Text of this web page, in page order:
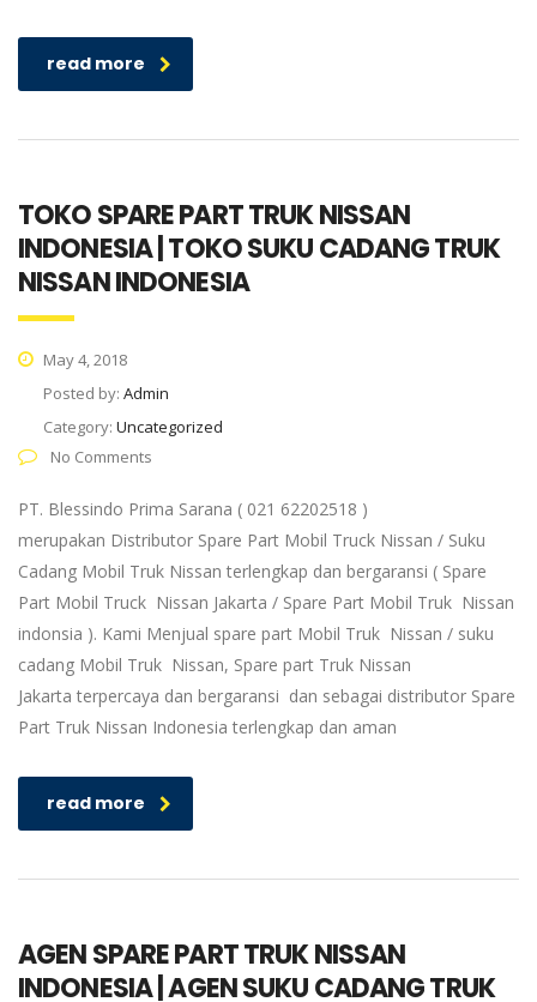
read more
TOKO SPARE PART TRUK NISSAN
INDONESIA | TOKO SUKU CADANG TRUK
NISSAN INDONESIA
May 4, 2018
Posted by: Admin
Category: Uncategorized
No Comments
PT. Blessindo Prima Sarana ( 021 62202518 )
merupakan Distributor Spare Part Mobil Truck Nissan / Suku
Cadang Mobil Truk Nissan terlengkap dan bergaransi ( Spare
Part Mobil Truck Nissan Jakarta / Spare Part Mobil Truk Nissan
indonsia ). Kami Menjual spare part Mobil Truk Nissan / suku
cadang Mobil Truk Nissan, Spare part Truk Nissan
Jakarta terpercaya dan bergaransi dan sebagai distributor Spare
Part Truk Nissan Indonesia terlengkap dan aman
read more
AGEN SPARE PART TRUK NISSAN
INDONESIA | AGEN SUKU CADANG TRUK